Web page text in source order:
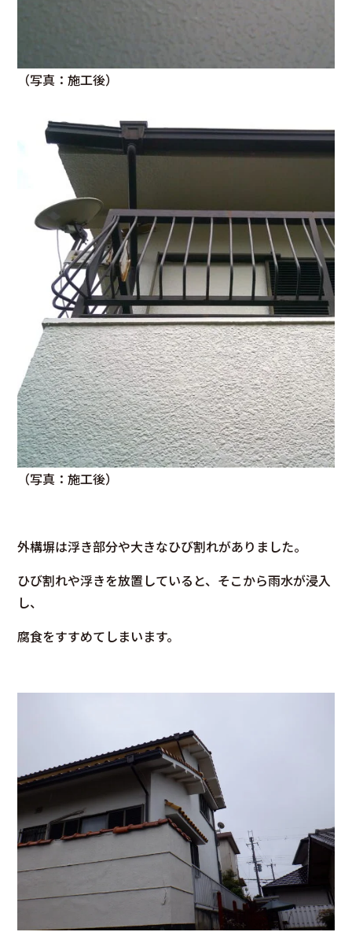
（写真：施工後）
（写真：施工後）
外構塀は浮き部分や大きなひび割れがありました。
ひび割れや浮きを放置していると、そこから雨水が浸入
し、
腐食をすすめてしまいます。